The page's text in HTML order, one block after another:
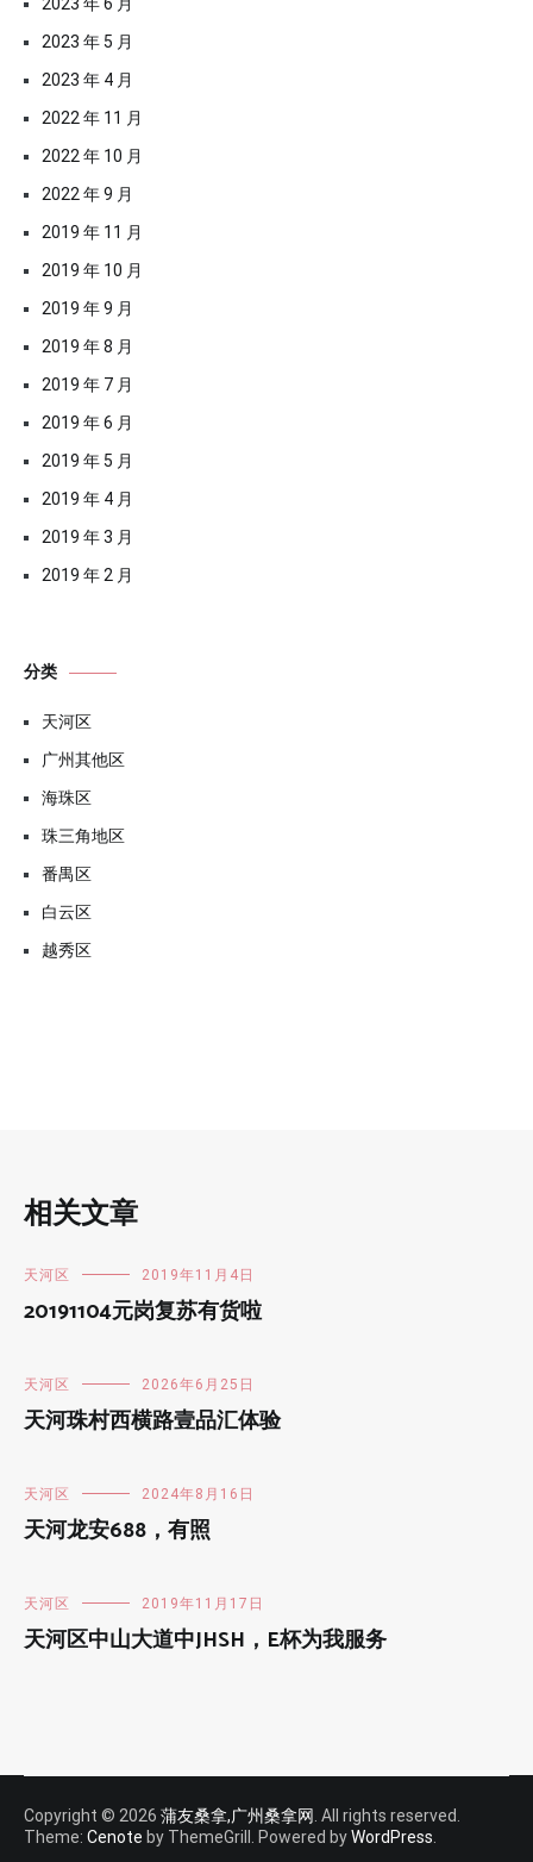
2023 年 5 月
2023 年 4 月
2022 年 11 月
2022 年 10 月
2022 年 9 月
2019 年 11 月
2019 年 10 月
2019 年 9 月
2019 年 8 月
2019 年 7 月
2019 年 6 月
2019 年 5 月
2019 年 4 月
2019 年 3 月
2019 年 2 月
分类
天河区
广州其他区
海珠区
珠三角地区
番禺区
白云区
越秀区
相关文章
天河区 2019年11月4日
20191104元岗复苏有货啦
天河区 2026年6月25日
天河珠村西横路壹品汇体验
天河区 2024年8月16日
天河龙安688，有照
天河区 2019年11月17日
天河区中山大道中JHSH，E杯为我服务
Copyright © 2026 蒲友桑拿,广州桑拿网 . All rights reserved.
Theme: Cenote by ThemeGrill. Powered byWordPress